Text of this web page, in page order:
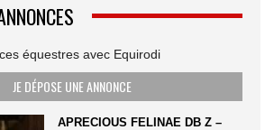
équestres avec Equirodi
JE DÉPOSE UNE ANNONCE
APRECIOUS FELINAE DB Z –